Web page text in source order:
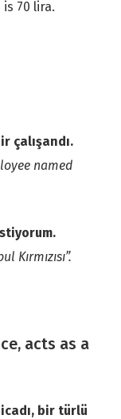
70 lira.
çalışandı.
named
acts as a
bir türlü